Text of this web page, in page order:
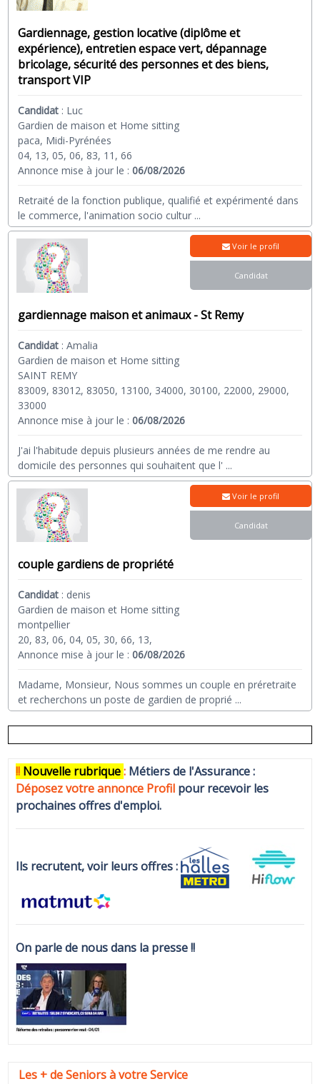
Gardiennage, gestion locative (diplôme et
expérience), entretien espace vert, dépannage
bricolage, sécurité des personnes et des biens,
transport VIP
Candidat : Luc
Gardien de maison et Home sitting
paca, Midi-Pyrénées
04, 13, 05, 06, 83, 11, 66
Annonce mise à jour le :06/08/2026
Retraité de la fonction publique, qualifié et expérimenté dans
le commerce, l'animation socio cultur ...
gardiennage maison et animaux - St Remy
Candidat :Amalia
Gardien de maison et Home sitting
SAINT REMY
83009, 83012, 83050, 13100, 34000, 30100, 22000, 29000,
33000
Annonce mise à jour le :06/08/2026
J'ai l'habitude depuis plusieurs années de me rendre au
domicile des personnes qui souhaitent que l' ...
Voir le profil
Candidat
couple gardiens de propriété
Candidat : denis
Gardien de maison et Home sitting
montpellier
20, 83, 06, 04, 05, 30, 66, 13,
Annonce mise à jour le :06/08/2026
Madame, Monsieur, Nous sommes un couple en préretraite
et recherchons un poste de gardien de proprié ...
Voir le profil
Candidat
!! Nouvelle rubrique: Métiers de l'Assurance :
Déposez votre annonce Profil pour recevoir les
prochaines offres d'emploi.
Ils recrutent, voir leurs offres :
On parle de nous dans la presse !!
Les + de Seniors à votre Service